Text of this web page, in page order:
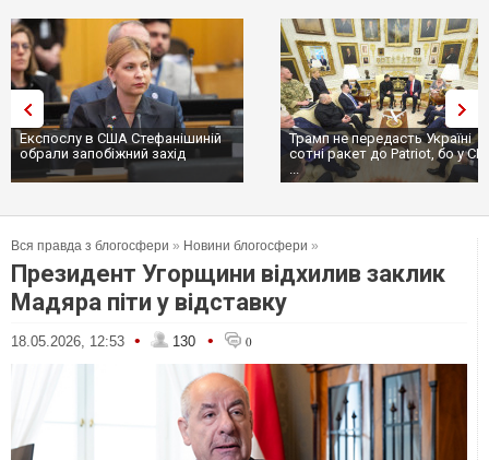
Експослу в США Стефанішиній
обрали запобіжний захід
Трамп не передасть Україні
сотні ракет до Patriot, бо у
...
Вся правда з блогосфери » Новини блогосфери »
Президент Угорщини відхилив заклик
Мадяра піти у відставку
18.05.2026, 12:53 • 130 • 0